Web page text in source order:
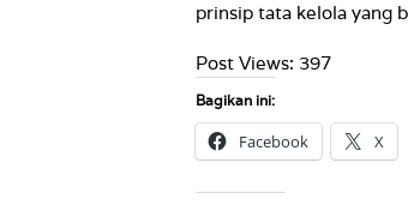
prinsip tata kelola yang
Post Views: 397
Bagikan ini:
Facebook X